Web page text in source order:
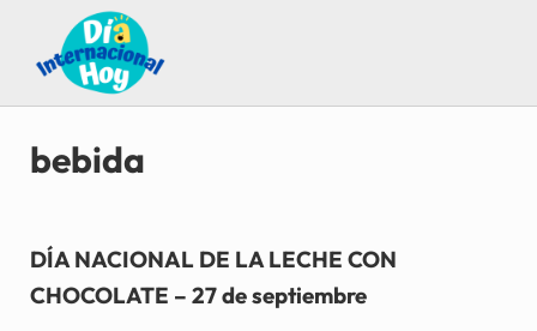
Saltar al contenido principal
Skip to after header navigation
Skip to site footer
Día Internacional Hoy
Guía para saber qué día internacional es hoy
bebida
DÍA NACIONAL DE LA LECHE CON
CHOCOLATE – 27 de septiembre